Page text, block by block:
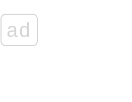
ad